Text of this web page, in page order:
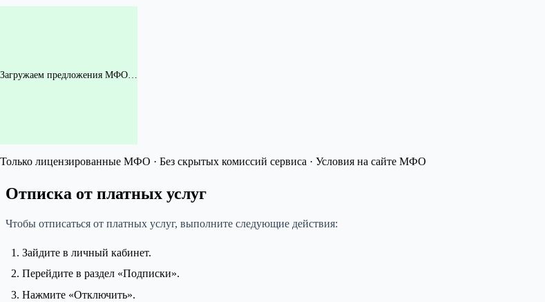
Загружаем предложения МФО…
Только лицензированные МФО · Без скрытых комиссий сервиса · Условия на сайте МФО
Отписка от платных услуг
Чтобы отписаться от платных услуг, выполните следующие действия:
Зайдите в личный кабинет.
Перейдите в раздел «Подписки».
Нажмите «Отключить».